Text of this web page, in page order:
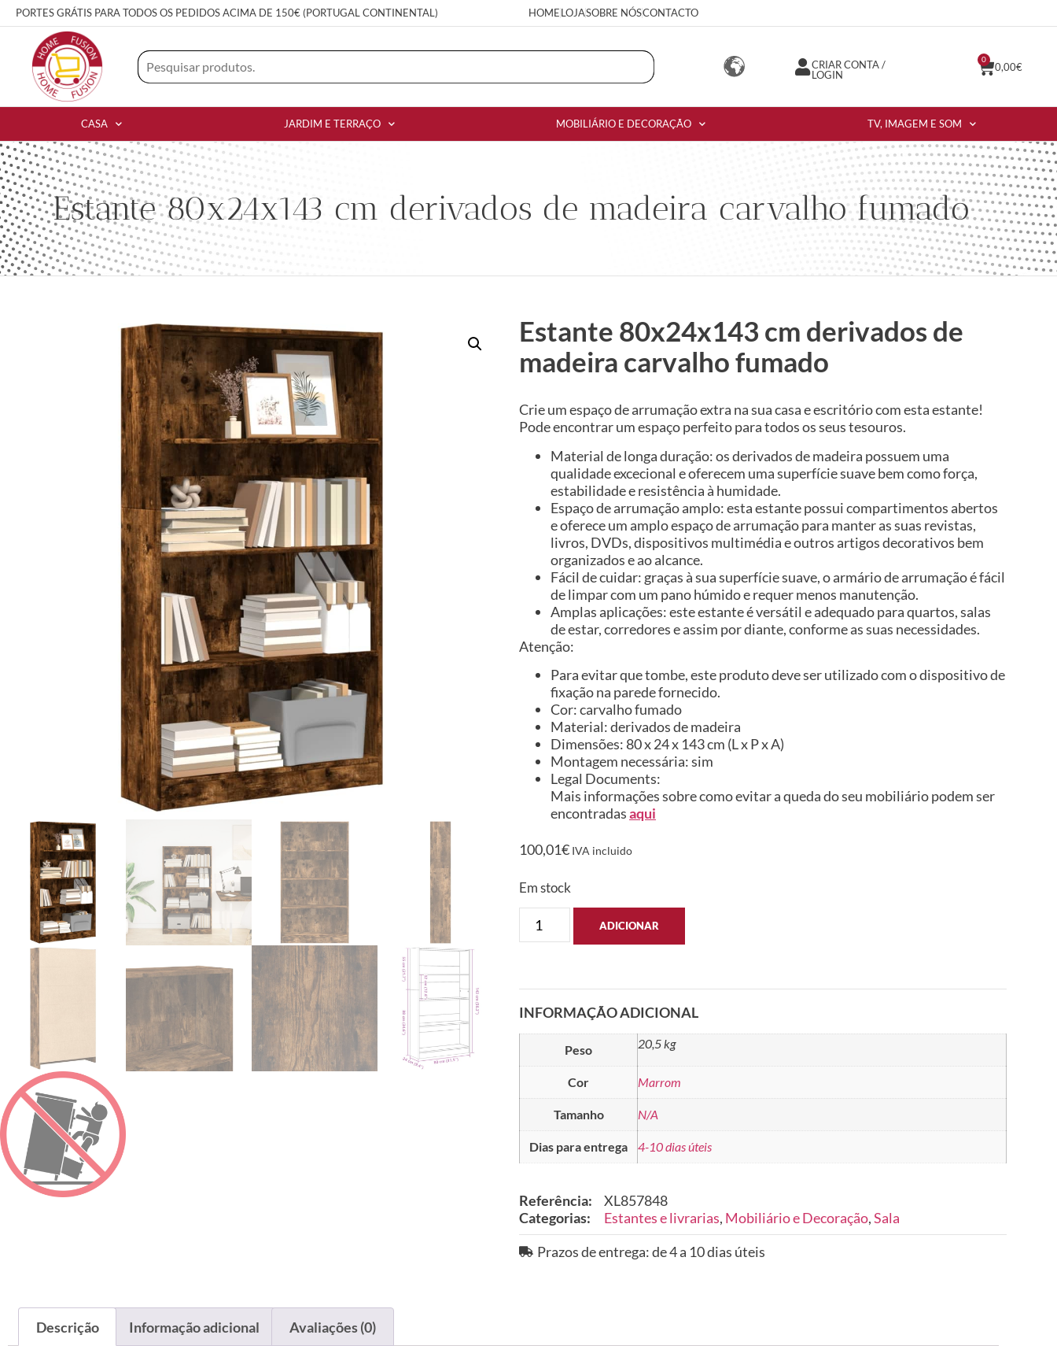
PORTES GRÁTIS PARA TODOS OS PEDIDOS ACIMA DE 150€ (PORTUGAL CONTINENTAL) HOMELOJASOBRE NÓSCONTACTO
CRIAR CONTA /
LOGIN
0,00€
0
CASA JARDIM E TERRAÇO MOBILIÁRIO E DECORAÇÃO TV, IMAGEM E SOM
Estante 80x24x143 cm derivados de madeira carvalho fumado
Estante 80x24x143 cm derivados de
madeira carvalho fumado
Crie um espaço de arrumação extra na sua casa e escritório com esta estante!
Pode encontrar um espaço perfeito para todos os seus tesouros.
Material de longa duração: os derivados de madeira possuem uma
qualidade excecional e oferecem uma superfície suave bem como força,
estabilidade e resistência à humidade.
Espaço de arrumação amplo: esta estante possui compartimentos abertos
e oferece um amplo espaço de arrumação para manter as suas revistas,
livros, DVDs, dispositivos multimédia e outros artigos decorativos bem
organizados e ao alcance.
Fácil de cuidar: graças à sua superfície suave, o armário de arrumação é fácil
de limpar com um pano húmido e requer menos manutenção.
Amplas aplicações: este estante é versátil e adequado para quartos, salas
de estar, corredores e assim por diante, conforme as suas necessidades.
Atenção:
Para evitar que tombe, este produto deve ser utilizado com o dispositivo de
fixação na parede fornecido.
Cor: carvalho fumado
Material: derivados de madeira
Dimensões: 80 x 24 x 143 cm (L x P x A)
Montagem necessária: sim
Legal Documents:
Mais informações sobre como evitar a queda do seu mobiliário podem ser
encontradasaqui
100,01€ IVA incluido
Em stock
ADICIONAR
INFORMAÇÃO ADICIONAL
Peso 20,5 kg
Cor Marrom
Tamanho N/A
Dias para entrega 4-10 dias úteis
Referência:
XL857848
Categorias:
Estantes e livrarias, Mobiliário e Decoração,Sala
Prazos de entrega: de 4 a 10 dias úteis
Descrição Informação adicional Avaliações (0)